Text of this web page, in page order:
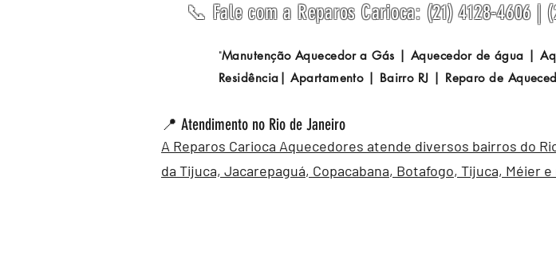
📞 Fale com a Reparos Carioca: (21) 4128-4606 |
"Manutenção Aquecedor a Gás | Aquecedor de água |
Residência| Apartamento | Bairro RJ | Reparo de
📍 Atendimento no Rio de Janeiro
A Reparos Carioca Aquecedores atende diversos bairros do
da Tijuca, Jacarepaguá, Copacabana, Botafogo, Tijuca, Méier